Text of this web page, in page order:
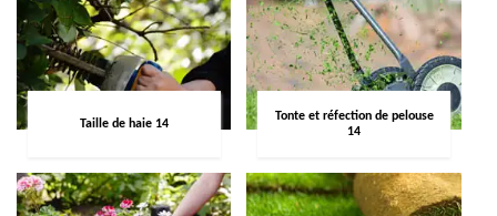
Taille de haie 14
Tonte et réfection de pelouse
14